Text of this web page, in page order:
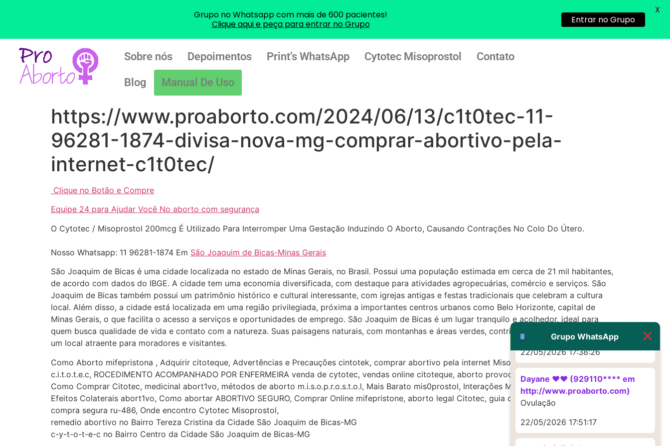
Sobre nós Depoimentos Print’s WhatsApp Cytotec Misoprostol Contato
Blog Manual De Uso
https://www.proaborto.com/2024/06/13/c1t0tec-11-
96281-1874-divisa-nova-mg-comprar-abortivo-pela-
internet-c1t0tec/
Clique no Botão e Compre
Equipe 24 para Ajudar Você No aborto com segurança
O Cytotec / Misoprostol 200mcg É Utilizado Para Interromper Uma Gestação Induzindo O Aborto, Causando Contrações No Colo Do Útero.
Nosso Whatsapp: 11 96281-1874 Em São Joaquim de Bicas-Minas Gerais
São Joaquim de Bicas é uma cidade localizada no estado de Minas Gerais, no Brasil. Possui uma população estimada em cerca de 21 mil habitantes,
de acordo com dados do IBGE. A cidade tem uma economia diversificada, com destaque para atividades agropecuárias, comércio e serviços. São
Joaquim de Bicas também possui um patrimônio histórico e cultural interessante, com igrejas antigas e festas tradicionais que celebram a cultura
local. Além disso, a cidade está localizada em uma região privilegiada, próxima a importantes centros urbanos como Belo Horizonte, capital de
Minas Gerais, o que facilita o acesso a serviços e oportunidades de emprego. São Joaquim de Bicas é um lugar tranquilo e acolhedor, ideal para
quem busca qualidade de vida e contato com a natureza. Suas paisagens naturais, com montanhas e áreas verdes, contribuem para tornar a cidade
um local atraente para moradores e visitantes.
Como Aborto mifepristona , Adquirir citoteque, Advertências e Precauções cintotek, comprar abortivo pela internet Misoprostol, mercado livre
c.i.t.o.t.e.c, ROCEDIMENTO ACOMPANHADO POR ENFERMEIRA venda de cytotec, vendas online citoteque, aborto provocado remedio abortivo,
Como Comprar Citotec, medicinal abort1vo, métodos de aborto m.i.s.o.p.r.o.s.t.o.l, Mais Barato mis0prostol, Interações Medicamentosas Cyt0t3C,
Efeitos Colaterais abort1vo, Como abortar ABORTIVO SEGURO, Comprar Online mifepristone, aborto legal Citotec, guia de uso m.i.s.o.p.r.o.s.t.o.l,
compra segura ru-486, Onde encontro Cytotec Misoprostol,
remedio abortivo no Bairro Tereza Cristina da Cidade São Joaquim de Bicas-MG
c-y-t-o-t-e-c no Bairro Centro da Cidade São Joaquim de Bicas-MG
Grupo no Whatsapp com mais de 600 pacientes!
Clique aqui e peça para entrar no Grupo
Entrar no Grupo
X
Grupo WhatsApp
depois que para de menstruar
começa a sair um líquido
transparente, se é normal ?
Deve ser normal
(879121**** em
22/05/2026 17:19:47
G (1199866**** em
http://www.proaborto.com)
Muito obrigadaaaaa
22/05/2026 17:38:26
Dayane ♥️♥️ (929110**** em
http://www.proaborto.com)
Ovulação
22/05/2026 17:51:17